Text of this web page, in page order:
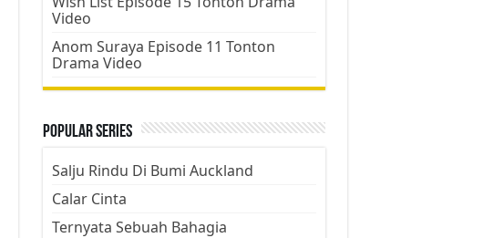
Video
Anom Suraya Episode 11 Tonton
Drama Video
Popular Series
Salju Rindu Di Bumi Auckland
Calar Cinta
Ternyata Sebuah Bahagia